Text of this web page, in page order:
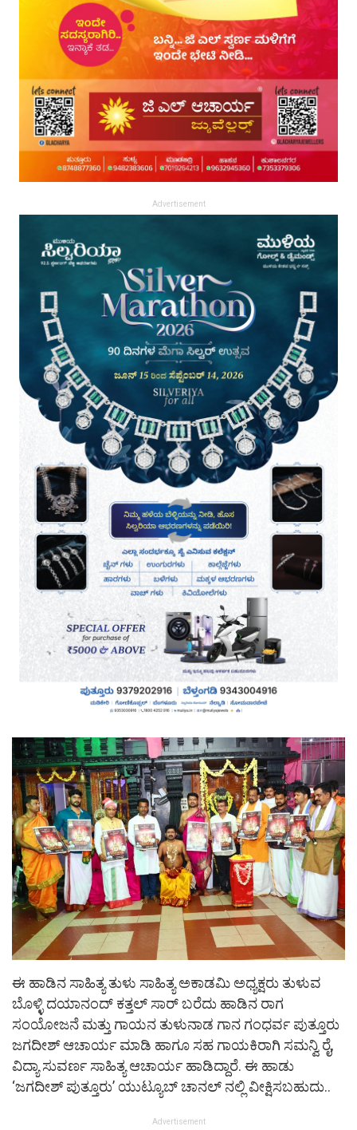
Advertisement
ಈ ಹಾಡಿನ ಸಾಹಿತ್ಯ ತುಳು ಸಾಹಿತ್ಯ ಅಕಾಡಮಿ ಅಧ್ಯಕ್ಷರು ತುಳುವ
ಬೊಳ್ಳಿ ದಯಾನಂದ್ ಕತ್ತಲ್ ಸಾರ್ ಬರೆದು ಹಾಡಿನ ರಾಗ
ಸಂಯೋಜನೆ ಮತ್ತು ಗಾಯನ ತುಳುನಾಡ ಗಾನ ಗಂಧರ್ವ ಪುತ್ತೂರು
ಜಗದೀಶ್ ಆಚಾರ್ಯ ಮಾಡಿ ಹಾಗೂ ಸಹ ಗಾಯಕಿರಾಗಿ ಸಮನ್ವಿ ರೈ,
ವಿದ್ಯಾ ಸುವರ್ಣ ಸಾಹಿತ್ಯ ಆಚಾರ್ಯ ಹಾಡಿದ್ದಾರೆ. ಈ ಹಾಡು
‘ಜಗದೀಶ್ ಪುತ್ತೂರು’ ಯುಟ್ಯೂಬ್ ಚಾನಲ್ ನಲ್ಲಿ ವೀಕ್ಷಿಸಬಹುದು..
Advertisement